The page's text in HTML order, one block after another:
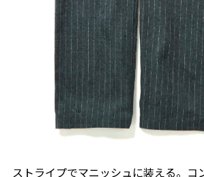
ストライプでマニッシュに装える。コ